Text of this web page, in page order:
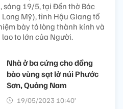
19/5, tại Đền thờ Bác
Mỹ), tỉnh Hậu Giang tổ
bày tỏ lòng thành kính và
to lớn của Người.
Nhà ở ba cứng cho đồng
bào vùng sạt lở núi Phước
Sơn, Quảng Nam
19/05/2023 10:40’